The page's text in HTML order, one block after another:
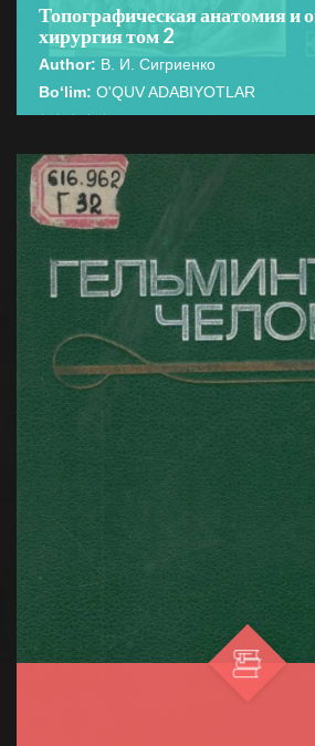
Топографическая анатомия и
хирургия том 2
Author: В. И. Сигриенко
Bo‘lim: O'QUV ADABIYOTLAR
☆
☆
☆
☆
☆
В учебнике представлены основные
топографической анатомии
и оперативной хирургии. ...
BATAFSIL...